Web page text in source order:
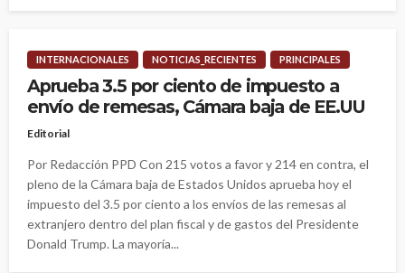
INTERNACIONALES NOTICIAS_RECIENTES PRINCIPALES
Aprueba 3.5 por ciento de impuesto a
envío de remesas, Cámara baja de EE.UU
Editorial
Por Redacción PPD Con 215 votos a favor y 214 en contra, el
pleno de la Cámara baja de Estados Unidos aprueba hoy el
impuesto del 3.5 por ciento a los envíos de las remesas al
extranjero dentro del plan fiscal y de gastos del Presidente
Donald Trump. La mayoría...